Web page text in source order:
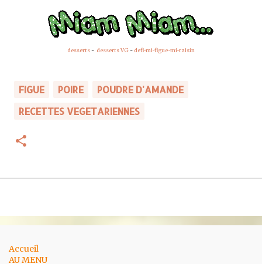
desserts- desserts VG- defi-mi-figue-mi-raisin
FIGUE POIRE
POUDRE D'AMANDE
RECETTES VEGETARIENNES
Accueil
AU MENU